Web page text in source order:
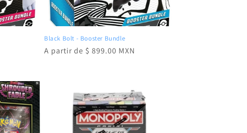
Black Bolt - Booster Bundle
Precio
A partir de $ 899.00 MXN